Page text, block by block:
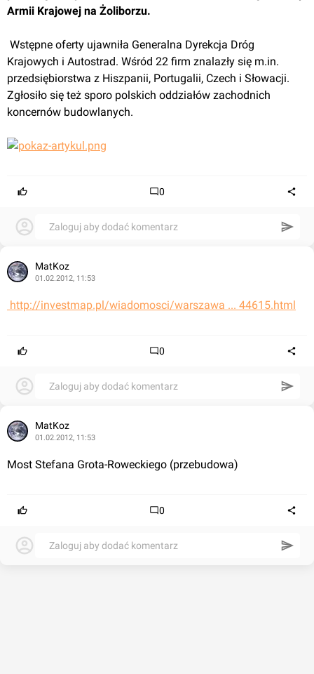
Armii Krajowej na Żoliborzu.
Krajowych i Autostrad. Wśród 22 firm znalazły się m.in.
przedsiębiorstwa z Hiszpanii, Portugalii, Czech i Słowacji.
Zgłosiło się też sporo polskich oddziałów zachodnich
koncernów budowlanych.
0
Zaloguj aby dodać komentarz
MatKoz
01.02.2012, 11:53
http://investmap.pl/wiadomosci/warszawa ... 44615.html
0
Zaloguj aby dodać komentarz
MatKoz
01.02.2012, 11:53
Most Stefana Grota-Roweckiego (przebudowa)
0
Zaloguj aby dodać komentarz